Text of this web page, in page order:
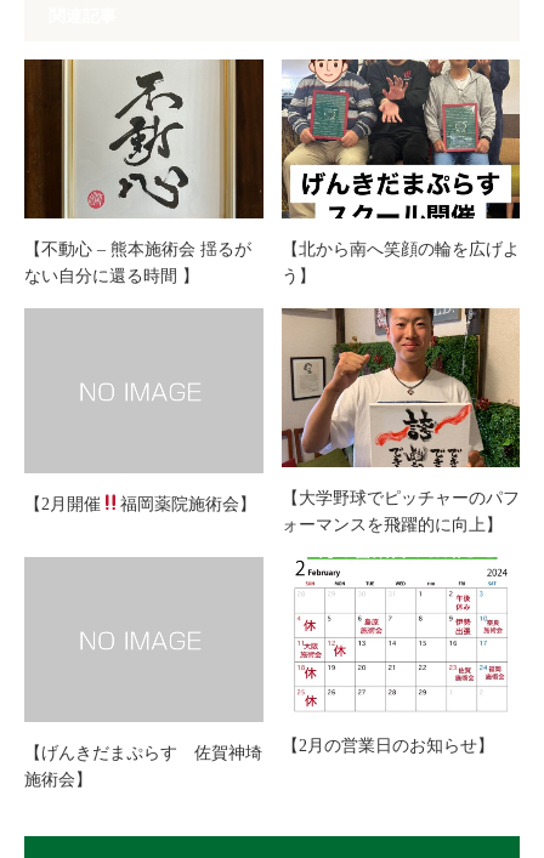
【不動心 – 熊本施術会 揺るが
ない自分に還る時間 】
【北から南へ笑顔の輪を広げよ
う】
【2月開催 福岡薬院施術会】
【大学野球でピッチャーのパフ
ォーマンスを飛躍的に向上】
【げんきだまぷらす 佐賀神埼
施術会】
【2月の営業日のお知らせ】